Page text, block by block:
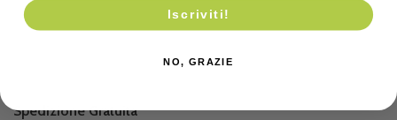
Spedizione Gratuita
Iscriviti!
NO, GRAZIE